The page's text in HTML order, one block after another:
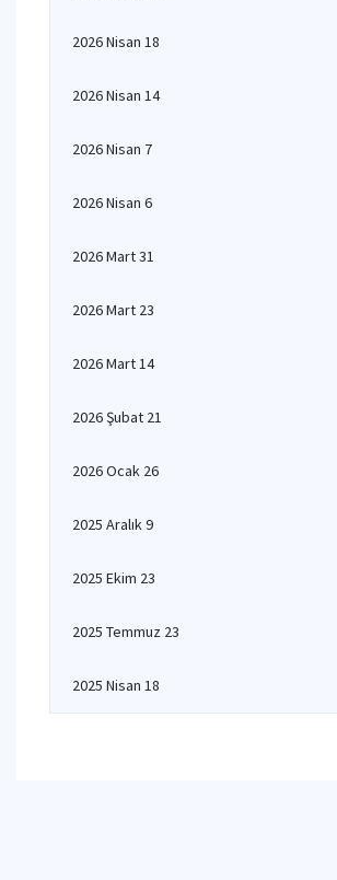
2026 Nisan 18
2026 Nisan 14
2026 Nisan 7
2026 Nisan 6
2026 Mart 31
2026 Mart 23
2026 Mart 14
2026 Şubat 21
2026 Ocak 26
2025 Aralık 9
2025 Ekim 23
2025 Temmuz 23
2025 Nisan 18